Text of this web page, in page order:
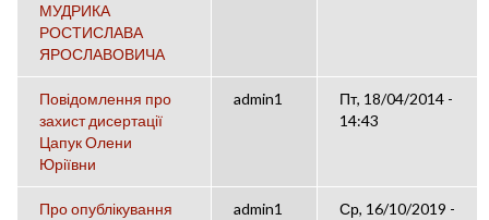
МУДРИКА
РОСТИСЛАВА
ЯРОСЛАВОВИЧА
Повідомлення про
захист дисертації
Цапук Олени
Юріївни
admin1
Пт, 18/04/2014 -
14:43
Про опублікування
admin1
Ср, 16/10/2019 -